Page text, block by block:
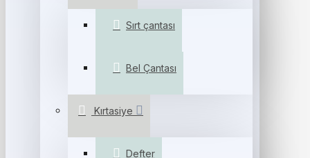
Sırt çantası
Bel Çantası
Kırtasiye
Defter